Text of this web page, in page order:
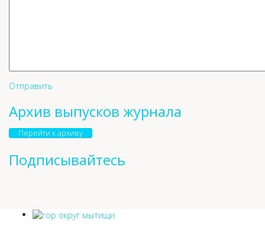
Отправить
Архив выпусков журнала
Перейти к архиву
Подписывайтесь